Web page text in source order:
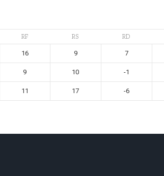
RF RS RD
16 9 7
9 10 -1
11 17 -6